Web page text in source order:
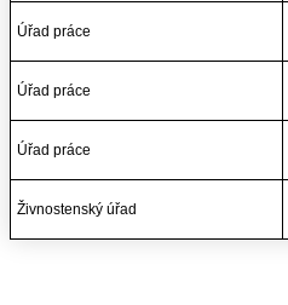
Úřad práce
Úřad práce
Úřad práce
Živnostenský úřad